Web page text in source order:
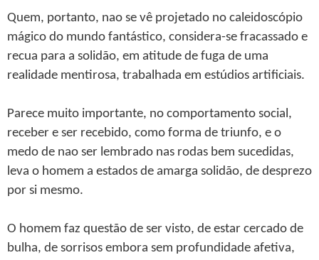
Quem, portanto, nao se vê projetado no caleidoscópio
mágico do mundo fantástico, considera-se fracassado e
recua para a solidão, em atitude de fuga de uma
realidade mentirosa, trabalhada em estúdios artificiais.
Parece muito importante, no comportamento social,
receber e ser recebido, como forma de triunfo, e o
medo de nao ser lembrado nas rodas bem sucedidas,
leva o homem a estados de amarga solidão, de desprezo
por si mesmo.
O homem faz questão de ser visto, de estar cercado de
bulha, de sorrisos embora sem profundidade afetiva,